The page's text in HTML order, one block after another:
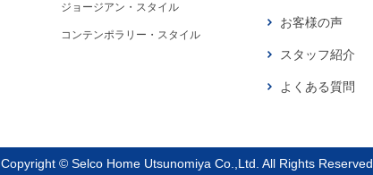
ジョージアン・スタイル
コンテンポラリー・スタイル
お客様の声
スタッフ紹介
よくある質問
Copyright © Selco Home Utsunomiya Co.,Ltd. All Rights Reserved.